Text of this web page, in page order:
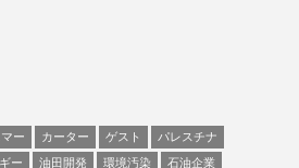
ー カーター ゲスト
パレスチナ
ー 油田開発 環境汚染 石油企業